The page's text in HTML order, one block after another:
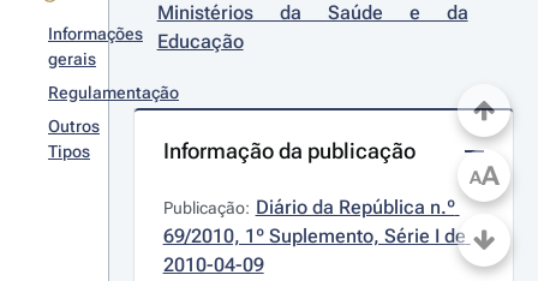
Informações
gerais
Regulamentação
Outros
Tipos
Ministérios da Saúde e da
Educação
Informação da publicação
Publicação: Diário da República n.º
69/2010, 1º Suplemento, Série I de
2010-04-09
AA